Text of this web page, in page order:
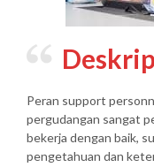
Peran support
pergudangan sangat
bekerja dengan baik,
pengetahuan dan